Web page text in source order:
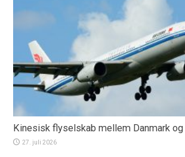
Kinesisk flyselskab mellem Danmark
27. juli 2026